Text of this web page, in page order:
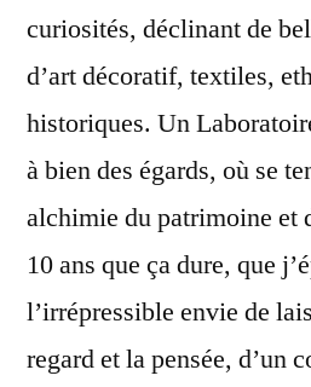
curiosités, déclinant de
d’art décoratif, textiles,
historiques. Un
à bien des égards, où se
alchimie du patrimoine et
10 ans que ça dure, que
l’irrépressible envie de
regard et la pensée, d’un